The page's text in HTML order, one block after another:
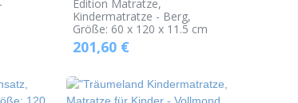
Edition Matratze,
Kindermatratze - Berg,
Größe: 60 x 120 x 11.5 cm
201,60 €